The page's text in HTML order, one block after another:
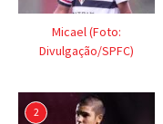
Micael (Foto:
Divulgação/SPFC)
2